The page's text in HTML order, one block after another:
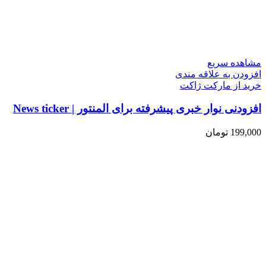
مشاهده سریع
افزودن به علاقه مندی
خرید از مارکت ژاکت
افزودنی نوار خبری پیشرفته برای المنتور | News ticker
199,000 تومان